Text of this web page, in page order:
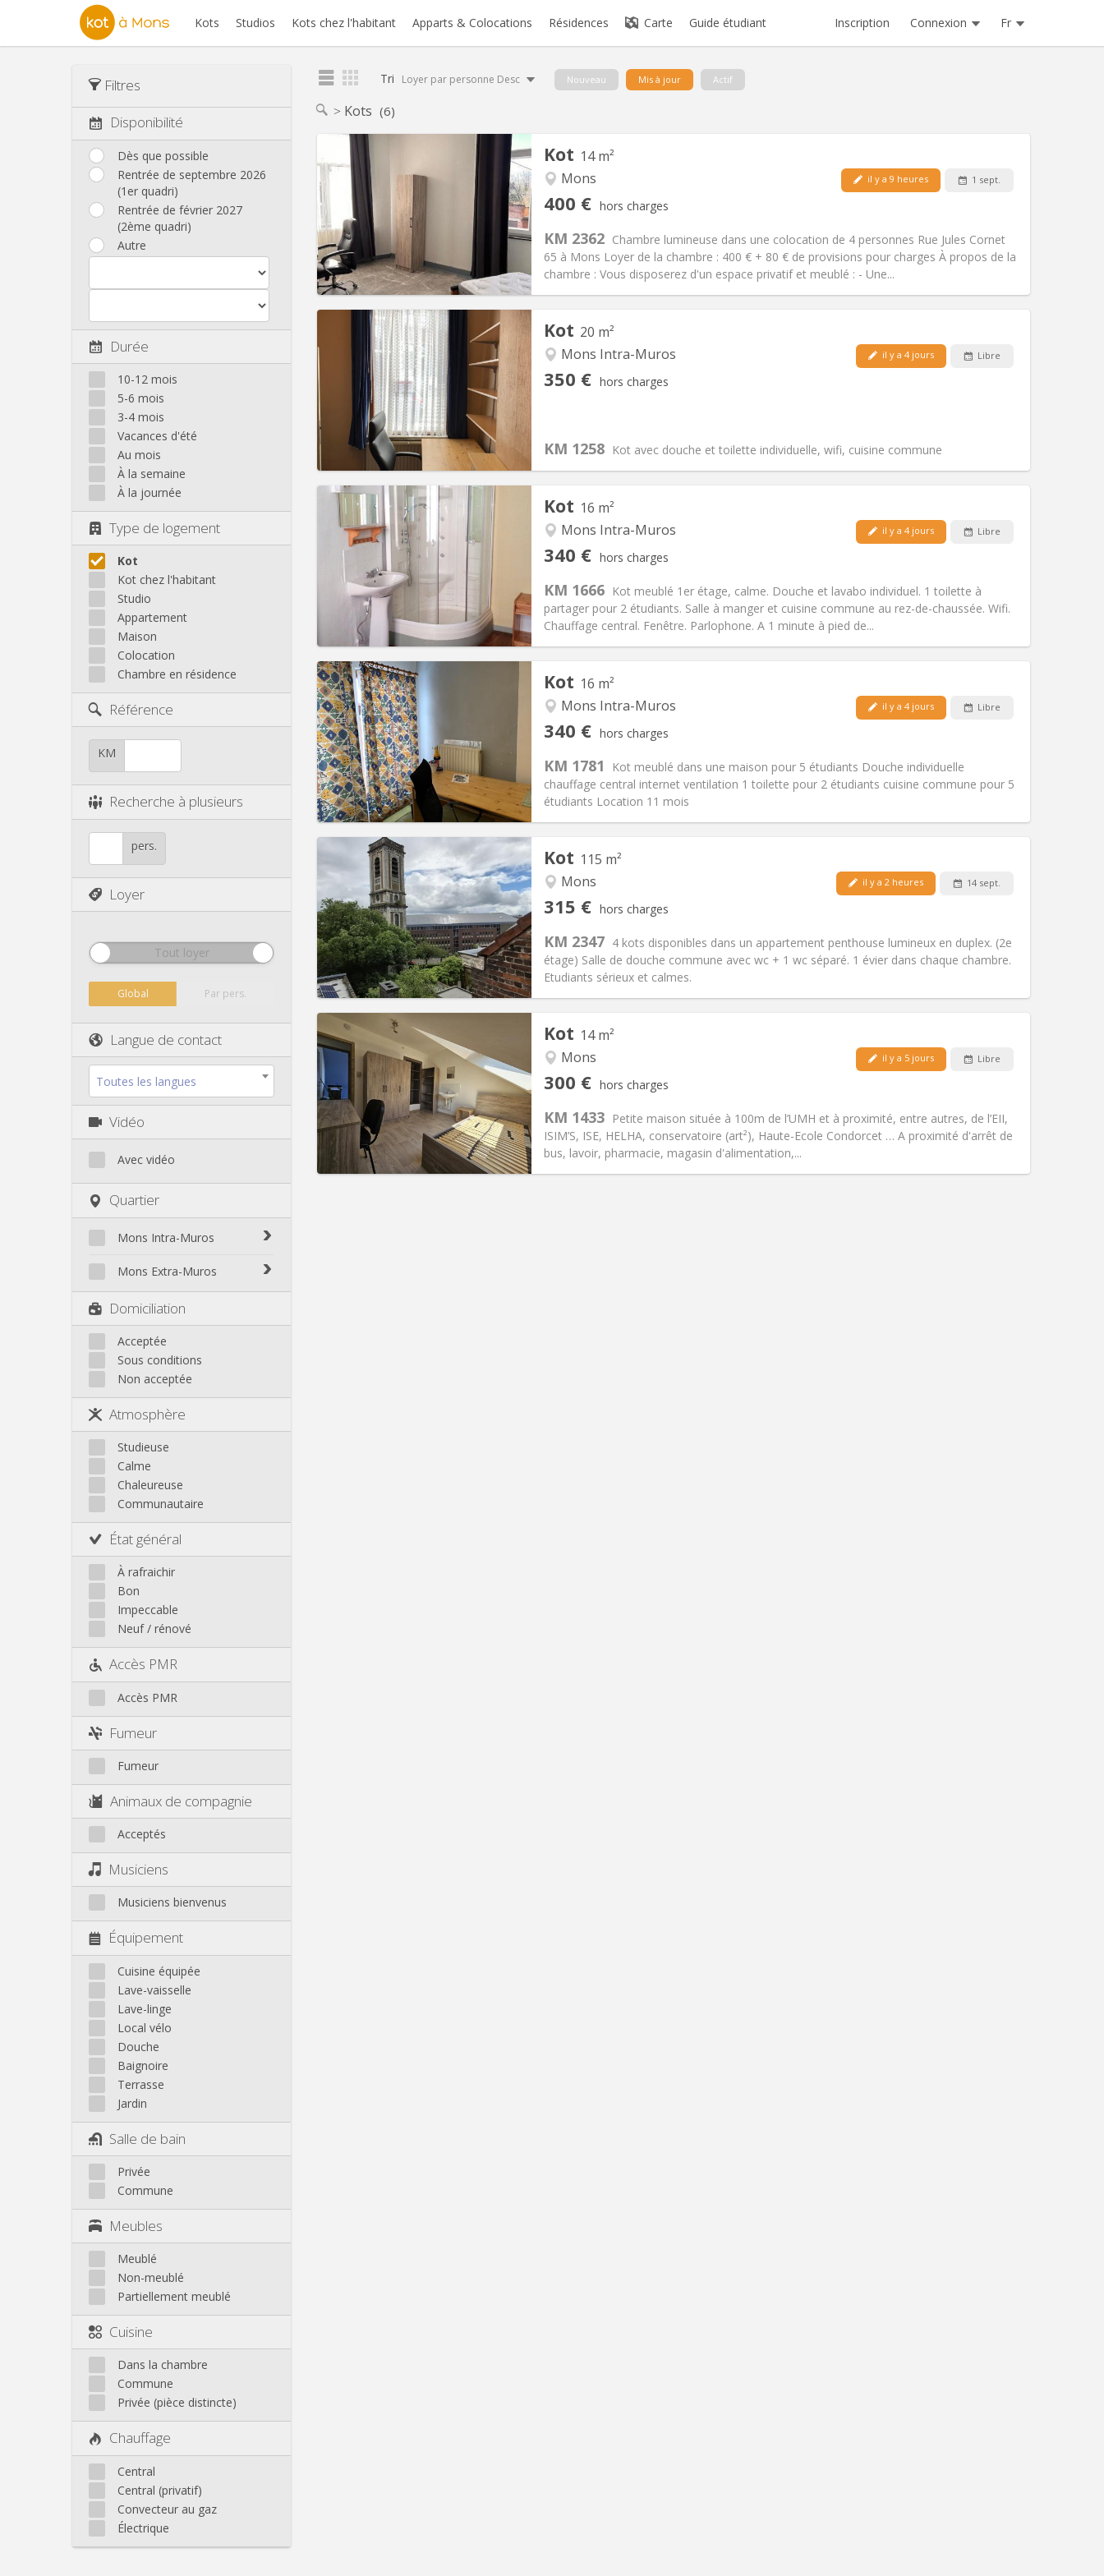
Kots Studios Kots chez l'habitant Apparts & Colocations Résidences Carte Guide étudiant Inscription Connexion Fr
Filtres
Disponibilité
Dès que possible
Rentrée de septembre 2026
(1er quadri)
Rentrée de février 2027
(2ème quadri)
Autre
Durée
10-12 mois
5-6 mois
3-4 mois
Vacances d'été
Au mois
À la semaine
À la journée
Type de logement
Kot
Kot chez l'habitant
Studio
Appartement
Maison
Colocation
Chambre en résidence
Référence
KM
Recherche à plusieurs
pers.
Loyer
Tout loyer
Global Par pers.
Langue de contact
Toutes les langues
Vidéo
Avec vidéo
Quartier
Mons Intra-Muros
Mons Intra-Muros
Mons Extra-Muros
Domiciliation
Acceptée
Sous conditions
Non acceptée
Atmosphère
Studieuse
Calme
Chaleureuse
Communautaire
État général
À rafraichir
Bon
Impeccable
Neuf / rénové
Accès PMR
Accès PMR
Fumeur
Fumeur
Animaux de compagnie
Acceptés
Musiciens
Musiciens bienvenus
Équipement
Cuisine équipée
Lave-vaisselle
Lave-linge
Local vélo
Douche
Baignoire
Terrasse
Jardin
Salle de bain
Privée
Commune
Meubles
Meublé
Non-meublé
Partiellement meublé
Cuisine
Dans la chambre
Commune
Privée (pièce distincte)
Chauffage
Central
Central (privatif)
Convecteur au gaz
Électrique
Tri Loyer par personne Desc Nouveau Mis à jour Actif
Kots (6)
Kot 14 m²
Mons
400 € hors charges
il y a 9 heures 1 sept.
KM 2362 Chambre lumineuse dans une colocation de 4 personnes Rue Jules Cornet
65 à Mons Loyer de la chambre : 400 € + 80 € de provisions pour charges À propos de la
chambre : Vous disposerez d'un espace privatif et meublé : - Une...
Infos Pratiques
Loyer: 400 €
Charges:80 €
Durée: 12 mois
Domiciliation:
Aménagement
Salle de bain:Commune
Superficie:14 m2
Autre
Atmosphère: Chaleureuse,
Non-fumeur
Animaux de compagnie:Non
Kot 20 m²
Mons Intra-Muros
350 € hors charges
il y a 4 jours Libre
KM 1258 Kot avec douche et toilette individuelle, wifi, cuisine commune
Infos Pratiques
Loyer: 350 €
Charges:90 €
Durée:11 mois
Domiciliation:Non
Aménagement
Superficie:20 m2
Autre
Animaux de compagnie:Non
Kot 16 m²
Mons Intra-Muros
340 € hors charges
il y a 4 jours Libre
KM 1666 Kot meublé 1er étage, calme. Douche et lavabo individuel. 1 toilette à
partager pour 2 étudiants. Salle à manger et cuisine commune au rez-de-chaussée. Wifi.
Chauffage central. Fenêtre. Parlophone. A 1 minute à pied de...
Infos Pratiques
Loyer:340 €
Charges:90 €
Durée: 11 mois
Domiciliation:Non
Aménagement
Salle de bain:Privée
Superficie:16 m2
Autre
Atmosphère:Calme
Animaux de compagnie:Non
Kot 16 m²
Mons Intra-Muros
340 € hors charges
il y a 4 jours Libre
KM 1781
Kot meublé dans une maison pour 5 étudiants Douche individuelle
chauffage central internet ventilation 1 toilette pour 2 étudiants cuisine commune pour 5
étudiants Location 11 mois
Infos Pratiques
Loyer:340 €
Charges:90 €
Durée:11 mois
Domiciliation:Non
Aménagement
Salle de bain:Privée
Superficie:16 m2
Atmosphère: Calme
Animaux de compagnie:Non
Kot 115 m²
Mons
315 € hors charges
il y a 2 heures 14 sept.
KM 2347 4 kots disponibles dans un appartement penthouse lumineux en duplex. (2e
étage) Salle de douche commune avec wc + 1 wc séparé. 1 évier dans chaque chambre.
Etudiants sérieux et calmes.
Infos Pratiques
Loyer:315 €
Charges:85 €
Durée:12 mois
Domiciliation:Sous conditions
Aménagement
Salle de bain:Commune
Superficie:115 m2
Atmosphère:Calme, studieuse
Animaux de compagnie:Non
Kot 14 m²
Mons
300 € hors charges
il y a 5 jours Libre
KM 1433 Petite maison située à 100m de l’UMH et à proximité, entre autres, de l’EII,
ISIM’S, ISE, HELHA, conservatoire (art²), Haute-Ecole Condorcet … A proximité d'arrêt de
bus, lavoir, pharmacie, magasin d'alimentation,...
Infos Pratiques
Loyer:300 €
Charges:80 €
Durée: 11 mois, 10 mois
Domiciliation: Non
Aménagement
Salle de bain:Commune
Superficie:14 m2
Autre
Atmosphère:Studieuse,
Non
Non-fumeur